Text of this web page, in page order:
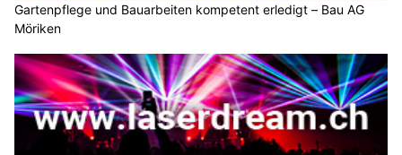
Gartenpflege und Bauarbeiten kompetent erledigt – Bau AG
Möriken